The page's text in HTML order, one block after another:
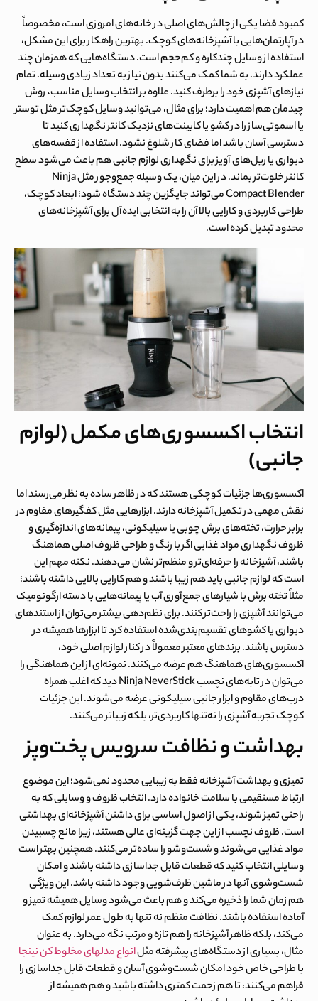
کمبود فضا یکی از چالش‌های اصلی در خانه‌های امروزی است، مخصوصاً
در آپارتمان‌هایی با آشپزخانه‌های کوچک. بهترین راهکار برای این مشکل،
استفاده از وسایل چندکاره و کم‌حجم است. دستگاه‌هایی که همزمان چند
عملکرد دارند، به شما کمک می‌کنند بدون نیاز به تعداد زیادی وسیله، تمام
نیازهای آشپزی خود را برطرف کنید. علاوه بر انتخاب وسایل مناسب، روش
چیدمان هم اهمیت دارد؛ برای مثال، می‌توانید وسایل کوچک‌تر مثل توستر
یا اسموتی‌ساز را در کشو یا کابینت‌های نزدیک کانتر نگهداری کنید تا
دسترسی آسان باشد اما فضای کار شلوغ نشود. استفاده از قفسه‌های
دیواری یا ریل‌های آویز برای نگهداری لوازم جانبی هم باعث می‌شود سطح
کانتر خلوت‌تر بماند. در این میان، یک وسیله جمع‌وجور مثلNinja
Compact Blenderمی‌تواند جایگزین چند دستگاه شود؛ ابعاد کوچک،
طراحی کاربردی و کارایی بالا آن را به انتخابی ایده‌آل برای آشپزخانه‌های
محدود تبدیل کرده است.
انتخاب اکسسوری‌های مکمل (لوازم
جانبی)
اکسسوری‌ها جزئیات کوچکی هستند که در ظاهر ساده به نظر می‌رسند اما
نقش مهمی در تکمیل آشپزخانه دارند. ابزارهایی مثل کفگیرهای مقاوم در
برابر حرارت، تخته‌های برش چوبی یا سیلیکونی، پیمانه‌های اندازه‌گیری و
ظروف نگهداری مواد غذایی اگر با رنگ و طراحی ظروف اصلی هماهنگ
باشند، آشپزخانه را حرفه‌ای‌تر و منظم‌تر نشان می‌دهند. نکته مهم این
است که لوازم جانبی باید هم زیبا باشند و هم کارایی بالایی داشته باشند؛
مثلاً تخته برش با شیارهای جمع‌آوری آب یا پیمانه‌هایی با دسته ارگونومیک
می‌توانند آشپزی را راحت‌تر کنند. برای نظم‌دهی بیشتر می‌توان از استندهای
دیواری یا کشوهای تقسیم‌بندی‌شده استفاده کرد تا ابزارها همیشه در
دسترس باشند. برندهای معتبر معمولاً در کنار لوازم اصلی خود،
اکسسوری‌های هماهنگ هم عرضه می‌کنند. نمونه‌ای از این هماهنگی را
می‌توان درتابه‌های نچسب
دید که اغلب همراه
درب‌های مقاوم و ابزار جانبی سیلیکونی عرضه می‌شوند. این جزئیات
کوچک تجربه آشپزی را نه‌تنها کاربردی‌تر، بلکه زیباتر می‌کنند.
بهداشت و نظافت سرویس پخت‌وپز
تمیزی و بهداشت آشپزخانه فقط به زیبایی محدود نمی‌شود؛ این موضوع
ارتباط مستقیمی با سلامت خانواده دارد. انتخاب ظروف و وسایلی که به
راحتی تمیز شوند، یکی از اصول اساسی برای داشتن آشپزخانه‌ای بهداشتی
است. ظروف نچسب از این جهت گزینه‌ای عالی هستند، زیرا مانع چسبیدن
مواد غذایی می‌شوند و شست‌وشو را ساده‌تر می‌کنند. همچنین بهتر است
وسایلی انتخاب کنید که قطعات قابل جداسازی داشته باشند و امکان
شست‌وشوی آنها در ماشین ظرف‌شویی وجود داشته باشد. این ویژگی
هم زمان شما را ذخیره می‌کند و هم باعث می‌شود وسایل همیشه تمیز و
آماده استفاده باشند. نظافت منظم نه تنها به طول عمر لوازم کمک
می‌کند، بلکه ظاهر آشپزخانه را هم تازه و مرتب نگه می‌دارد. به عنوان
مثال، بسیاری از دستگاه‌های پیشرفته مثلانواع مدلهای مخلوط‌ کن‌ نینجا
با طراحی خاص خود امکان شست‌وشوی آسان و قطعات قابل جداسازی را
فراهم می‌کنند، تا هم زحمت کمتری داشته باشید و هم همیشه از